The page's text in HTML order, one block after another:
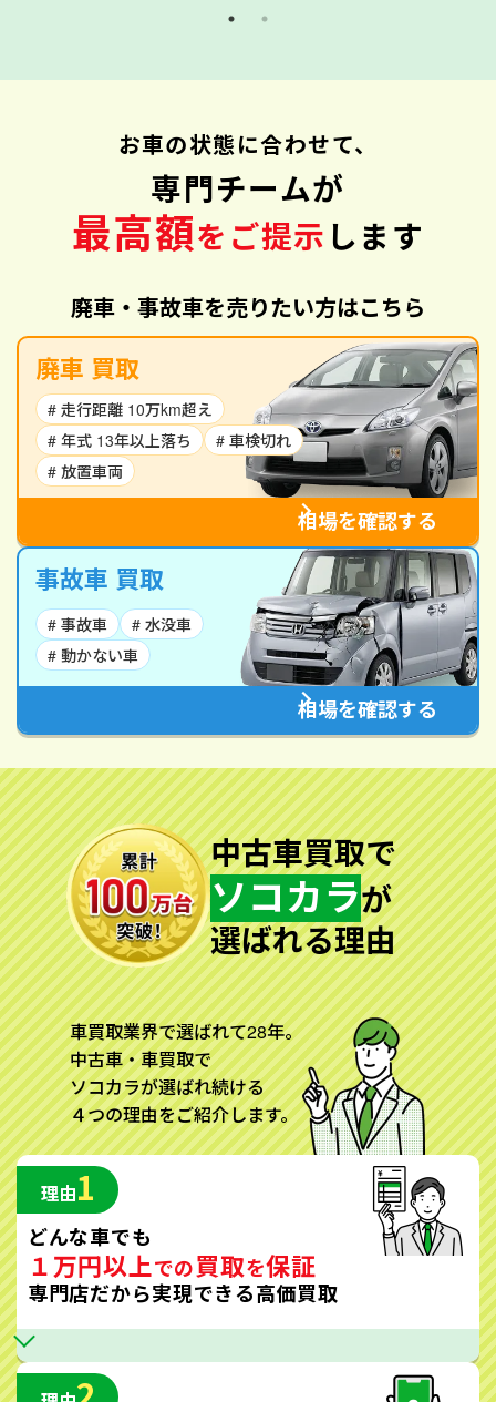
お車の状態に合わせて、
専門チームが
最高額をご提示 します
廃車・事故車を売りたい方はこちら
廃車 買取
# 走行距離 10万km超え
# 年式 13年以上落ち
# 車検切れ
# 放置車両
相場を確認する
事故車 買取
# 事故車
# 水没車
# 動かない車
相場を確認する
中古車買取で
ソコカラが
選ばれる理由
車買取業界で選ばれて28年。
中古車・車買取で
ソコカラが選ばれ続ける
４つの理由をご紹介します。
理由1
どんな車でも
１万円以上での買取を保証
専門店だから実現できる高価買取